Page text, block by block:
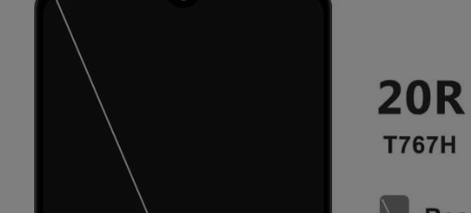
Cena regularna:
Najniższa cena:
do koszyka do koszyka